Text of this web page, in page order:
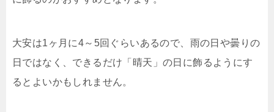
大安は1ヶ月に4～5回ぐらいあるので、雨の日や曇りの
日ではなく、できるだけ「晴天」の日に飾るようにす
るとよいかもしれません。